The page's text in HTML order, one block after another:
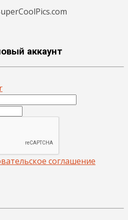
аккаунт
соглашение